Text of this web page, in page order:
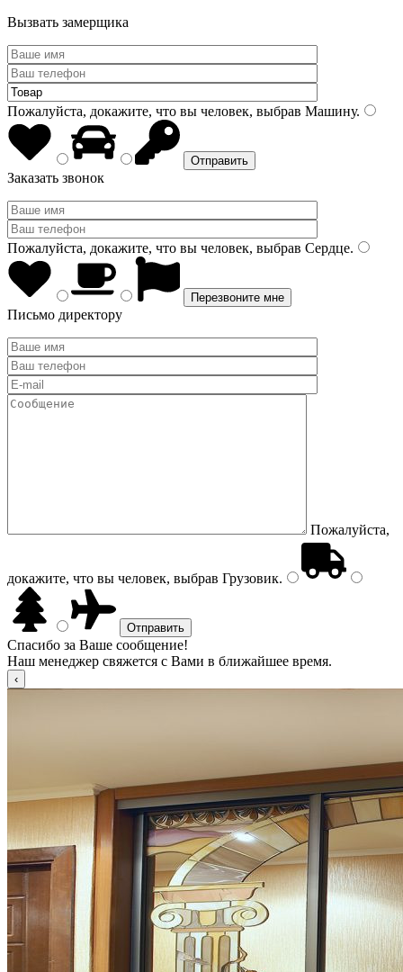
Вызвать замерщика
Пожалуйста, докажите, что вы человек, выбрав Машину.
Заказать звонок
Пожалуйста, докажите, что вы человек, выбрав Сердце.
Письмо директору
Пожалуйста,
докажите, что вы человек, выбрав Грузовик.
Спасибо за Ваше сообщение!
Наш менеджер свяжется с Вами в ближайшее время.